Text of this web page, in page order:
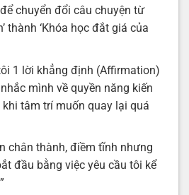
chuyển đổi câu chuyện từ
thành ‘Khóa học đắt giá của
1 lời khẳng định (Affirmation)
mình về quyền năng kiến
tâm trí muốn quay lại quá
chân thành, điềm tĩnh nhưng
đầu bằng việc yêu cầu tôi kể